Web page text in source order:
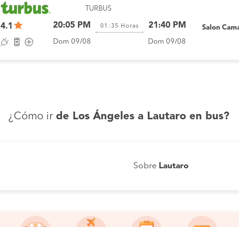
TURBUS
4.1 20:05 PM 01:35 Horas 21:40 PM
Dom 09/08 Dom 09/08
Salon
¿Cómo ir de Los Ángeles a Lautaro en bus?
Sobre Lautaro